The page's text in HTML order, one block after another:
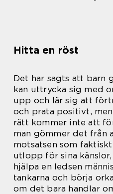
Hitta en röst
Det har sagts att barn
kan uttrycka sig med
upp och lär sig att
och prata positivt,
rätt kommer inte att
man gömmer det från
motsatsen som
utlopp för sina
hjälpa en ledsen
tankarna och börja
om det bara handlar